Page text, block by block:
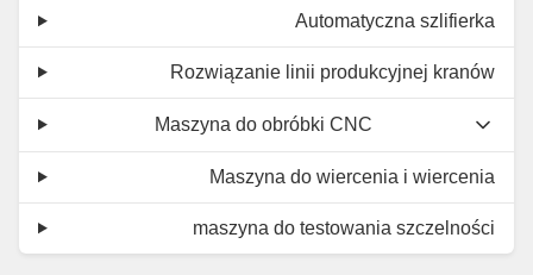
Automatyczna szlifierka
Rozwiązanie linii produkcyjnej kranów
Maszyna do obróbki CNC
Maszyna do wiercenia i wiercenia
maszyna do testowania szczelności